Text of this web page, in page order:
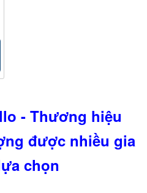
- Thương hiệu
được nhiều gia
chọn